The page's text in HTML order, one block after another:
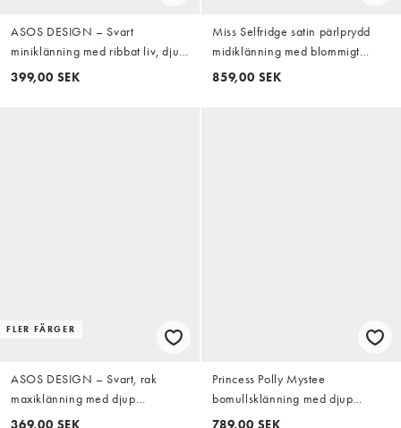
ASOS DESIGN – Svart
miniklänning med ribbat liv, djup
ringning och poplinkjol
399,00 SEK
Miss Selfridge satin pärlprydd
midiklänning med blommigt
mönster
859,00 SEK
FLER FÄRGER
ASOS DESIGN – Svart, rak
maxiklänning med djup
halsringning
369,00 SEK
Princess Polly Mystee
bomullsklänning med djup
ringning, cap sleeves och
789,00 SEK